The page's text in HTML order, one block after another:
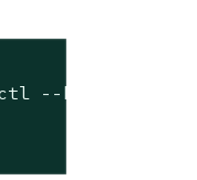
--kubeconfig